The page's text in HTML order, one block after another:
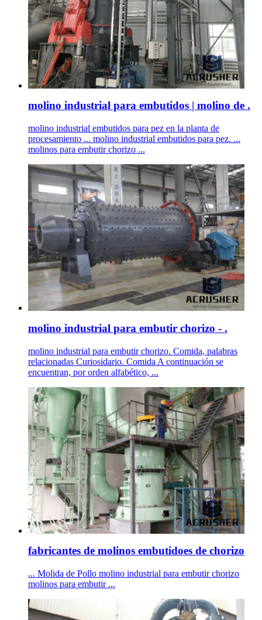
molino industrial para embutidos | molino de .
molino industrial embutidos para pez en la planta de
procesamiento ... molino industrial embutidos para pez. ...
molinos para embutir chorizo ...
molino industrial para embutir chorizo - .
molino industrial para embutir chorizo. Comida, palabras
relacionadas Curiosidario. Comida A continuación se
encuentran, por orden alfabético, ...
fabricantes de molinos embutidoes de chorizo
... Molida de Pollo molino industrial para embutir chorizo
molinos para embutir ...